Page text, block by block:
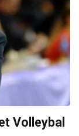
Volleybal